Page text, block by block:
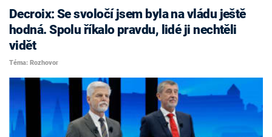
Decroix: Se svoločí jsem byla na vládu ještě
hodná. Spolu říkalo pravdu, lidé ji nechtěli
vidět
Téma: Rozhovor